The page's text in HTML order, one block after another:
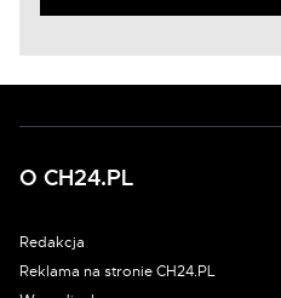
O CH24.PL
Redakcja
Reklama na stronie CH24.PL